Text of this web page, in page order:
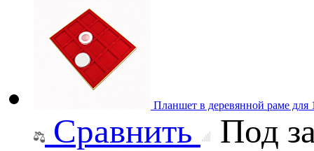
Планшет в деревянной раме
Сравнить Под